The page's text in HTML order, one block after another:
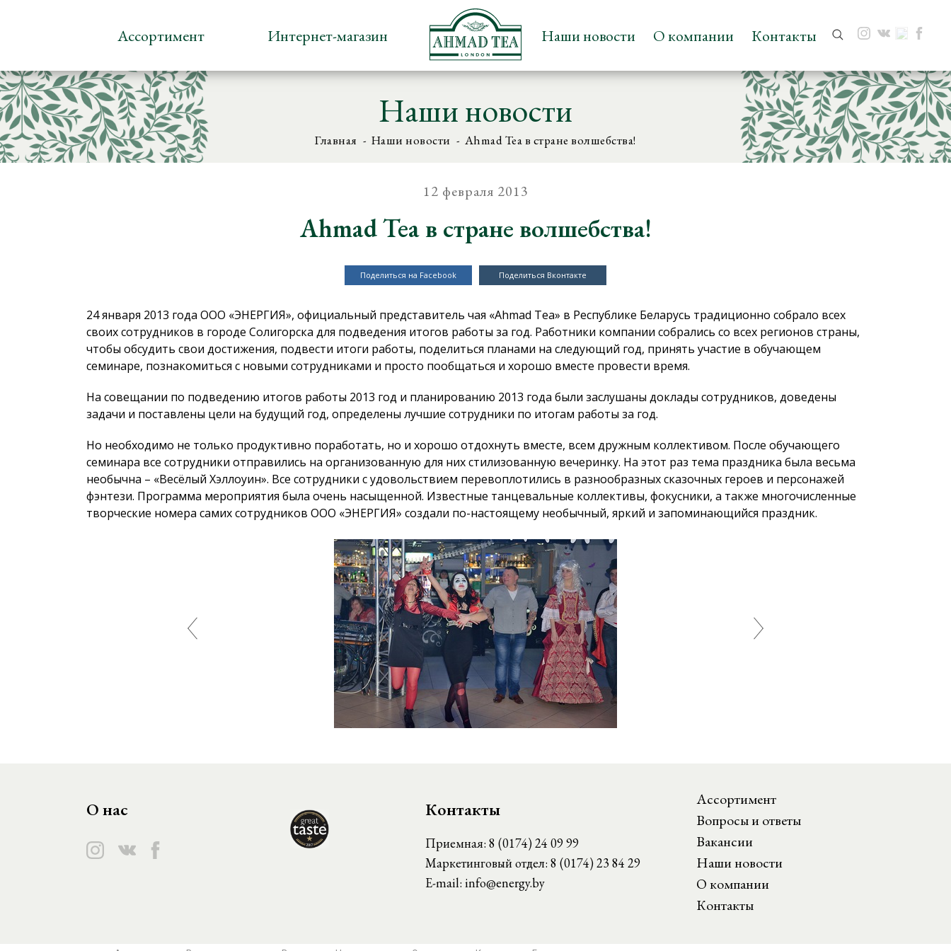
Ассортимент Интернет-магазин Наши новости О компании Контакты Поиск:
Наши новости
Главная Наши новости Ahmad Tea в стране волшебства!
12 февраля 2013
Ahmad Tea в стране волшебства!
Поделиться на Facebook Поделиться Вконтакте
24 января 2013 года ООО «ЭНЕРГИЯ», официальный представитель чая «Ahmad Tea» в Республике Беларусь традиционно собрало всех
своих сотрудников в городе Солигорска для подведения итогов работы за год. Работники компании собрались со всех регионов страны,
чтобы обсудить свои достижения, подвести итоги работы, поделиться планами на следующий год, принять участие в обучающем
семинаре, познакомиться с новыми сотрудниками и просто пообщаться и хорошо вместе провести время.
На совещании по подведению итогов работы 2013 год и планированию 2013 года были заслушаны доклады сотрудников, доведены
задачи и поставлены цели на будущий год, определены лучшие сотрудники по итогам работы за год.
Но необходимо не только продуктивно поработать, но и хорошо отдохнуть вместе, всем дружным коллективом. После обучающего
семинара все сотрудники отправились на организованную для них стилизованную вечеринку. На этот раз тема праздника была весьма
необычна – «Весёлый Хэллоуин». Все сотрудники с удовольствием перевоплотились в разнообразных сказочных героев и персонажей
фэнтези. Программа мероприятия была очень насыщенной. Известные танцевальные коллективы, фокусники, а также многочисленные
творческие номера самих сотрудников ООО «ЭНЕРГИЯ» создали по-настоящему необычный, яркий и запоминающийся праздник.
О нас Контакты
Приемная:8 (0174) 24 09 99
Маркетинговый отдел:8 (0174) 23 84 29
E-mail:info@energy.by
Ассортимент
Вопросы и ответы
Вакансии
Наши новости
О компании
Контакты